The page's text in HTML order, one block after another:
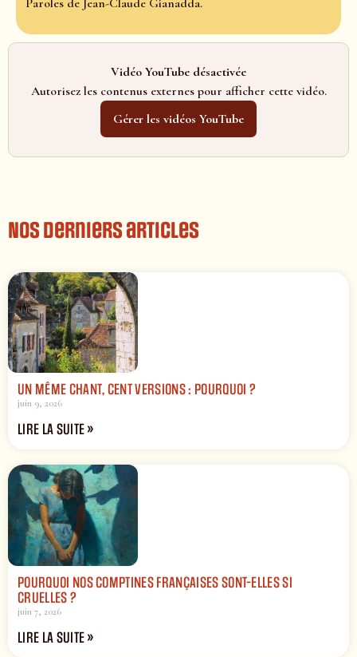
Paroles de Jean-Claude Gianadda.
Vidéo YouTube désactivée
Autorisez les contenus externes pour afficher cette vidéo.
Gérer les vidéos YouTube
Nos derniers articles
UN MÊME CHANT, CENT VERSIONS : POURQUOI ?
juin 9, 2026
LIRE LA SUITE »
POURQUOI NOS COMPTINES FRANÇAISES SONT-ELLES SI
CRUELLES ?
juin 7, 2026
LIRE LA SUITE »